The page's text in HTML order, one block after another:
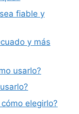
fiable y
y más
usarlo?
elegirlo?